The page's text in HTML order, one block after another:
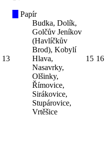
13
Papír
Budka, Dolík,
Golčův Jeníkov
(Havlíčkův
Brod), Kobylí
Hlava,
Nasavrky,
Olšinky,
Římovice,
Sirákovice,
Stupárovice,
Vrtěšice
15 16